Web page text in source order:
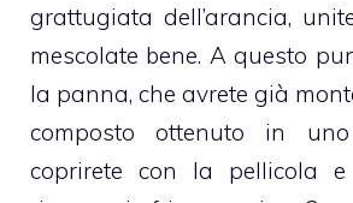
grattugiata dell’arancia,
mescolate bene. A questo
la panna, che avrete già
composto ottenuto in
coprirete con la pellicola e